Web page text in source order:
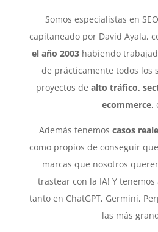
Somos especialistas en
capitaneado por David Ayala,
el año 2003 habiendo
de prácticamente todos los
proyectos de alto tráfico,
ecommerce,
Además tenemoscasos
como propios de conseguir
marcas que nosotros
trastear con la IA! Y
tanto en ChatGPT, Germini,
las más